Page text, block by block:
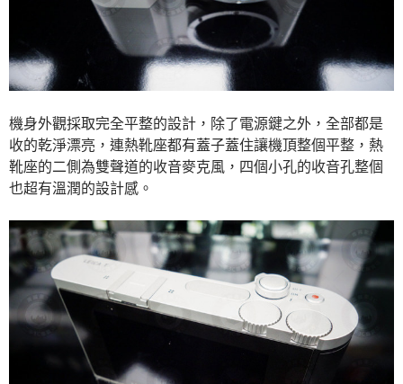
機身外觀採取完全平整的設計，除了電源鍵之外，全部都是
收的乾淨漂亮，連熱靴座都有蓋子蓋住讓機頂整個平整，熱
靴座的二側為雙聲道的收音麥克風，四個小孔的收音孔整個
也超有溫潤的設計感。